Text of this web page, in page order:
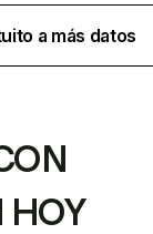
a más datos
HOY